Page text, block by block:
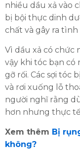
nhiều dầu xả vào
bị bội thực dinh
chất và gây ra
Vì dầu xả có chức
vậy khi tóc bạn
gỡ rối. Các sợi tóc
và rơi xuống lỗ
người nghĩ rằng
hơn nhưng thực
Xem thêm Bị
không?
ĐĂNG